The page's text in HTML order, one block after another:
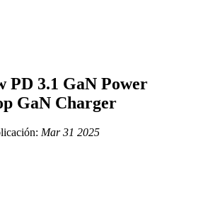
PD 3.1 GaN Power
GaN Charger
Mar 31 2025